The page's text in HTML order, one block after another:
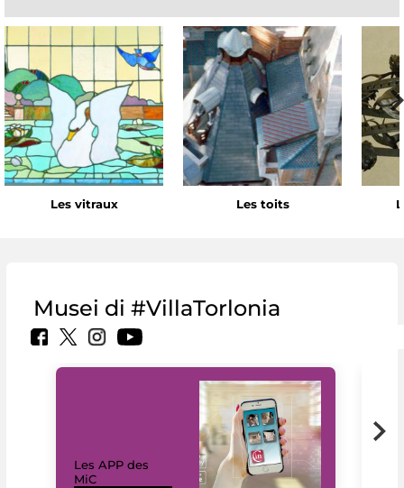
Les vitraux Les toits
Musei di #VillaTorlonia
Les APP des
MiC